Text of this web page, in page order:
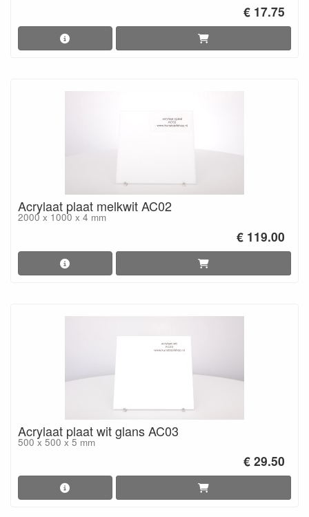
€ 17.75
Acrylaat plaat melkwit AC02
2000 x 1000 x 4 mm
€ 119.00
Acrylaat plaat wit glans AC03
500 x 500 x 5 mm
€ 29.50